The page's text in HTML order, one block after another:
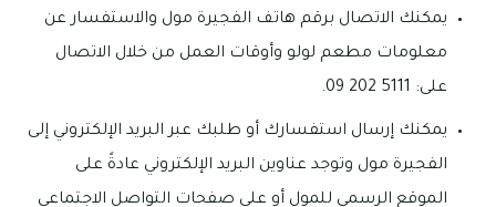
يمكنك الاتصال برقم هاتف الفجيرة مول والاستفسار عن
معلومات مطعم لولو وأوقات العمل من خلال الاتصال
على: 5111 202 09.
يمكنك إرسال استفسارك أو طلبك عبر البريد الإلكتروني إلى
الفجيرة مول وتوجد عناوين البريد الإلكتروني عادةً على
الموقع الرسمي للمول أو على صفحات التواصل الاجتماعي